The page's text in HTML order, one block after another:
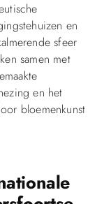
en
sfeer
samen met
en het
bloemenkunst